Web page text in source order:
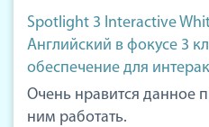
Spotlight 3 Interactive
Английский в фокусе 3
обеспечение для
Очень нравится данное
ним работать.